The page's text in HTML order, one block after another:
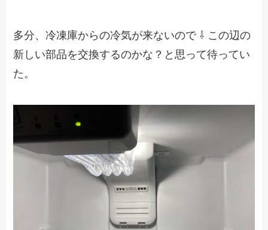
多分、冷凍庫からの冷気が来ないので ⇩ この辺の
新しい部品を交換するのかな？と思って待ってい
た。